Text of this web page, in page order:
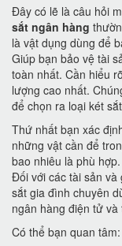
Đây có lẽ là câu hỏi
sắt ngân hàng
là vật dụng dùng để
Giúp bạn bảo vệ tài
toàn nhất. Cần hiểu
lượng cao nhất.
để chọn ra loại két
Thứ nhất bạn xác
những vật cần để
bao nhiêu là phù hợp.
Đối với các tài sản và
sắt gia đình chuyên
ngân hàng điện tử
Có thể bạn quan tâm: